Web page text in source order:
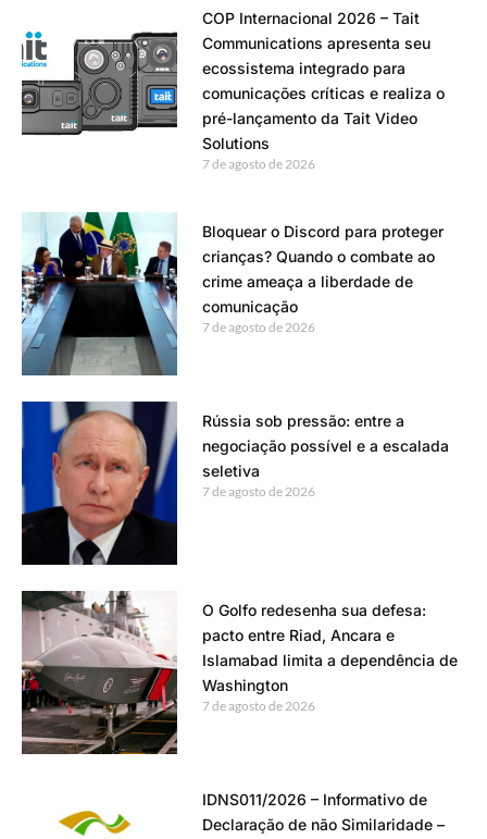
COP Internacional 2026 – Tait
Communications apresenta seu
ecossistema integrado para
comunicações críticas e realiza o
pré-lançamento da Tait Video
Solutions
7 de agosto de 2026
Bloquear o Discord para proteger
crianças? Quando o combate ao
crime ameaça a liberdade de
comunicação
7 de agosto de 2026
Rússia sob pressão: entre a
negociação possível e a escalada
seletiva
7 de agosto de 2026
O Golfo redesenha sua defesa:
pacto entre Riad, Ancara e
Islamabad limita a dependência de
Washington
7 de agosto de 2026
IDNS011/2026 – Informativo de
Declaração de não Similaridade –